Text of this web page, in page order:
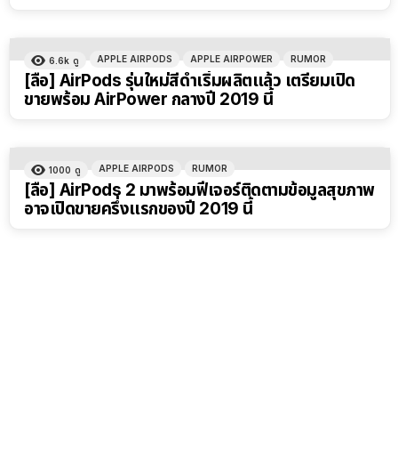
6.6k ดู APPLE AIRPODS APPLE AIRPOWER RUMOR
[ลือ] AirPods รุ่นใหม่สีดำเริ่มผลิตแล้ว เตรียมเปิด
ขายพร้อม AirPower กลางปี 2019 นี้
1000 ดู APPLE AIRPODS RUMOR
[ลือ] AirPods 2 มาพร้อมฟีเจอร์ติดตามข้อมูลสุขภาพ
อาจเปิดขายครึ่งแรกของปี 2019 นี้